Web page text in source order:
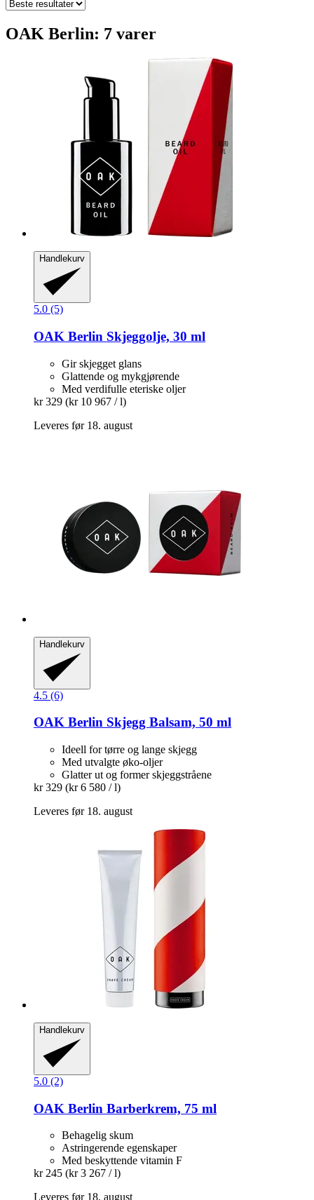
OAK Berlin: 7 varer
Handlekurv
5.0 (5)
OAK Berlin Skjeggolje, 30 ml
Gir skjegget glans
Glattende og mykgjørende
Med verdifulle eteriske oljer
kr 329 (kr 10 967 / l)
Leveres før 18. august
Handlekurv
4.5 (6)
OAK Berlin Skjegg Balsam, 50 ml
Ideell for tørre og lange skjegg
Med utvalgte øko-oljer
Glatter ut og former skjeggstråene
kr 329 (kr 6 580 / l)
Leveres før 18. august
Handlekurv
5.0 (2)
OAK Berlin Barberkrem, 75 ml
Behagelig skum
Astringerende egenskaper
Med beskyttende vitamin F
kr 245 (kr 3 267 / l)
Leveres før 18. august